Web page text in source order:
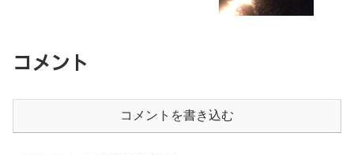
コメント
コメントを書き込む